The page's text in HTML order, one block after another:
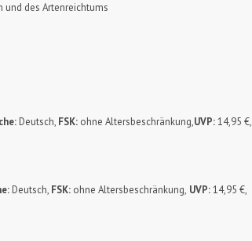
und des Artenreichtums
Deutsch, FSK: ohne Altersbeschränkung,UVP:14,95 €,
Deutsch, FSK: ohne Altersbeschränkung, UVP:14,95 €,